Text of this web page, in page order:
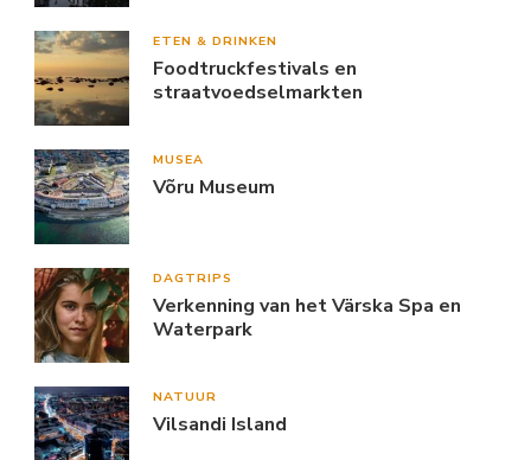
ETEN & DRINKEN
Foodtruckfestivals en
straatvoedselmarkten
MUSEA
Võru Museum
DAGTRIPS
Verkenning van het Värska Spa en
Waterpark
NATUUR
Vilsandi Island